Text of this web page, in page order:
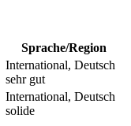
Sprache/Region
International, Deutsch
sehr gut
International, Deutsch
solide